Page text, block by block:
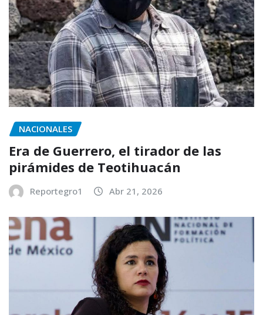
NACIONALES
Era de Guerrero, el tirador de las
pirámides de Teotihuacán
Reportegro1 Abr 21, 2026